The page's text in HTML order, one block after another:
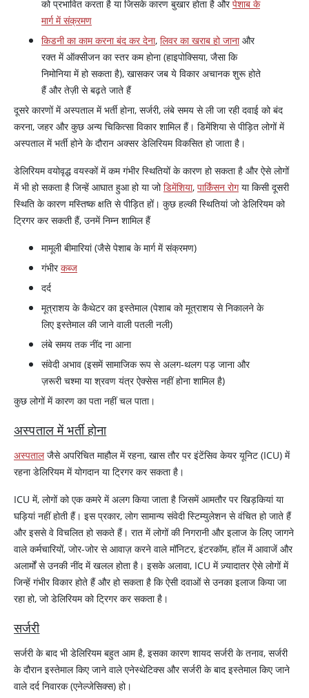
को प्रभावित करता है या जिसके कारण बुखार होता है औरपेशाब के
मार्ग में संक्रमण
किडनी का काम करना बंद कर देना, लिवर का खराब हो जानाऔर
रक्त में ऑक्सीजन का स्तर कम होना (हाइपोक्सिया, जैसा कि
निमोनिया में हो सकता है), खासकर जब ये विकार अचानक शुरू होते
हैं और तेज़ी से बढ़ते जाते हैं
दूसरे कारणों में अस्पताल में भर्ती होना, सर्जरी, लंबे समय से ली जा रही दवाई को बंद
करना, जहर और कुछ अन्य चिकित्सा विकार शामिल हैं। डिमेंशिया से पीड़ित लोगों में
अस्पताल में भर्ती होने के दौरान अक्सर डेलिरियम विकसित हो जाता है।
डेलिरियम वयोवृद्ध वयस्कों में कम गंभीर स्थितियों के कारण हो सकता है और ऐसे लोगों
में भी हो सकता है जिन्हें आघात हुआ हो या जोडिमेंशिया, पार्किंसन रोगया किसी दूसरी
स्थिति के कारण मस्तिष्क क्षति से पीड़ित हों। कुछ हल्की स्थितियां जो डेलिरियम को
ट्रिगर कर सकती हैं, उनमें निम्न शामिल हैं
मामूली बीमारियां (जैसे पेशाब के मार्ग में संक्रमण)
गंभीरकब्ज
दर्द
मूत्राशय के कैथेटर का इस्तेमाल (पेशाब को मूत्राशय से निकालने के
लिए इस्तेमाल की जाने वाली पतली नली)
लंबे समय तक नींद ना आना
संवेदी अभाव (इसमें सामाजिक रूप से अलग-थलग पड़ जाना और
ज़रूरी चश्मा या श्रवण यंत्र ऐक्सेस नहीं होना शामिल है)
कुछ लोगों में कारण का पता नहीं चल पाता।
अस्पताल में भर्ती होना
अस्पतालजैसे अपरिचित माहौल में रहना, खास तौर पर इंटेंसिव केयर यूनिट (ICU) में
रहना डेलिरियम में योगदान या ट्रिगर कर सकता है।
ICU में, लोगों को एक कमरे में अलग किया जाता है जिसमें आमतौर पर खिड़कियां या
घड़ियां नहीं होती हैं। इस प्रकार, लोग सामान्य संवेदी स्टिम्युलेशन से वंचित हो जाते हैं
और इससे वे विचलित हो सकते हैं। रात में लोगों की निगरानी और इलाज के लिए जागने
वाले कर्मचारियों, जोर-जोर से आवाज़ करने वाले मॉनिटर, इंटरकॉम, हॉल में आवाजें और
अलार्मों से उनकी नींद में खलल होता है। इसके अलावा, ICU में ज़्यादातर ऐसे लोगों में
जिन्हें गंभीर विकार होते हैं और हो सकता है कि ऐसी दवाओं से उनका इलाज किया जा
रहा हो, जो डेलिरियम को ट्रिगर कर सकता है।
सर्जरी
सर्जरी के बाद भी डेलिरियम बहुत आम है, इसका कारण शायद सर्जरी के तनाव, सर्जरी
के दौरान इस्तेमाल किए जाने वाले एनेस्थेटिक्स और सर्जरी के बाद इस्तेमाल किए जाने
वाले दर्द निवारक (एनेल्जेसिक्स) हो।